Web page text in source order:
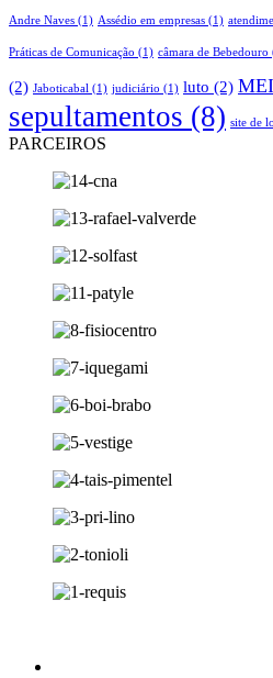
Andre Naves (1) Assédio em empresas (1)
Práticas de Comunicação (1) câmara de Bebedouro
(2) Jaboticabal (1) judiciário (1) luto (2) MEI
sepultamentos (8) site de
PARCEIROS